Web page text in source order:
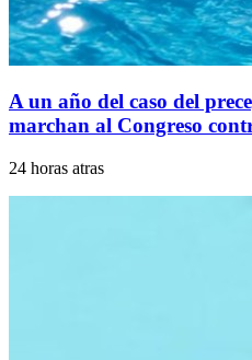
A un año del caso del
marchan al Congreso
24 horas atras